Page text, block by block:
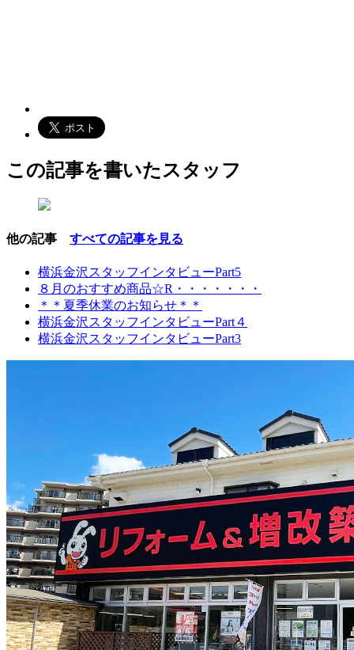
この記事を書いたスタッフ
他の記事 すべての記事を見る
横浜金沢スタッフインタビューPart5
８月のおすすめ商品☆R・・・・・・・
＊＊夏季休業のお知らせ＊＊
横浜金沢スタッフインタビューPart４
横浜金沢スタッフインタビューPart3